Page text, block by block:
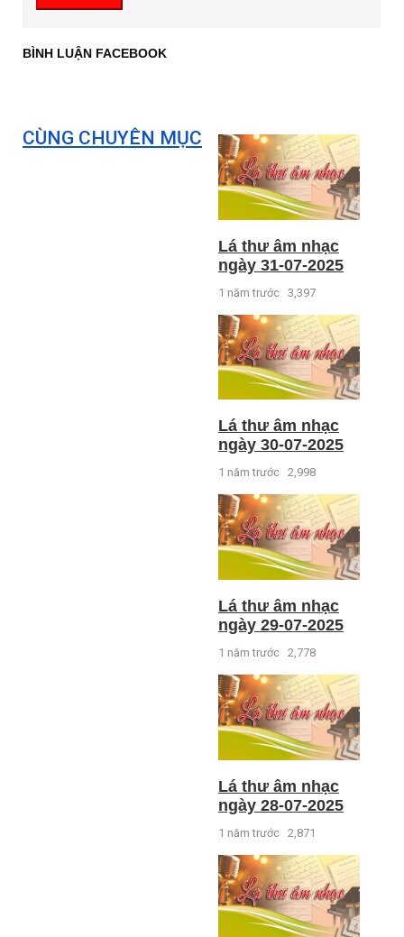
BÌNH LUẬN FACEBOOK
CÙNG CHUYÊN MỤC
Lá thư âm nhạc
ngày 31-07-2025
1 năm trước 3,397
Lá thư âm nhạc
ngày 30-07-2025
1 năm trước 2,998
Lá thư âm nhạc
ngày 29-07-2025
1 năm trước 2,778
Lá thư âm nhạc
ngày 28-07-2025
1 năm trước 2,871